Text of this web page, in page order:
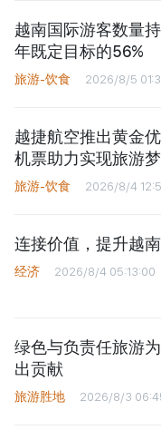
越南国际游客数量
年既定目标的56%
旅游-饮食 2026/8/5
越捷航空推出黄金
机票助力实现旅游梦
旅游-饮食 2026/8/4
连接价值，提升越
经济 2026/8/4 05:13:00
绿色与负责任旅游
出贡献
旅游胜地 2026/8/3